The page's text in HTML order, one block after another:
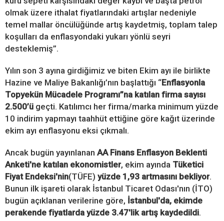
olmak üzere ithalat fiyatlarındaki artışlar nedeniyle
temel mallar öncülüğünde artış kaydetmiş, toplam talep
koşulları da enflasyondaki yukarı yönlü seyri
desteklemiş”.
Yılın son 3 ayına girdiğimiz ve biten Ekim ayı ile birlikte
Hazine ve Maliye Bakanlığı’nın başlattığı “Enflasyonla
Topyekün Mücadele Programı”na katılan firma sayısı
2.500’ü geçti. Katılımcı her firma/marka minimum yüzde
10 indirim yapmayı taahhüt ettiğine göre kağıt üzerinde
ekim ayı enflasyonu eksi çıkmalı.
Ancak bugün yayınlanan AA Finans Enflasyon Beklenti
Anketi'ne katılan ekonomistler, ekim ayında Tüketici
Fiyat Endeksi'nin(TÜFE) yüzde 1,93 artmasını bekliyor.
Bunun ilk işareti olarak İstanbul Ticaret Odası'nın (İTO)
bugün açıklanan verilerine göre, İstanbul'da, ekimde
perakende fiyatlarda yüzde 3.47'lik artış kaydedildi.